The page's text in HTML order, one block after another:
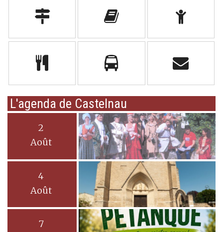
L'agenda de Castelnau
2
Août
4
Août
7